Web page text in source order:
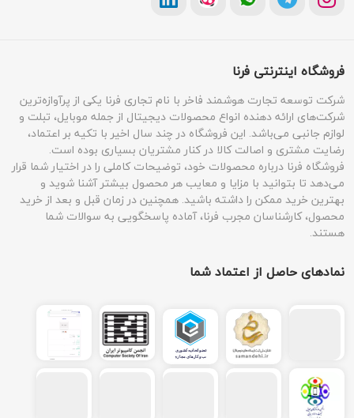
فروشگاه اینترنتی فرنا
شرکت توسعه تجارت هوشمند فاخر با نام تجاری فرنا یکی از پرآوازه‌ترین
شرکت‌های ارائه دهنده انواع محصولات دیجیتال از جمله موبایل، تبلت و
لوازم جانبی می‌باشد. این فروشگاه در چند سال اخیر با تکیه بر اعتماد،
رضایت مشتری و اصالت کالا در کنار مشتریان بسیاری بوده است.
فروشگاه فرنا درباره محصولات خود، توضیحات کاملی را در اختیار شما قرار
می‌دهد تا بتوانید با مزایا و معایب هر محصول بیشتر آشنا شوید و
بهترین خرید ممکن را داشته باشید. همچنین در زمان قبل و بعد از خرید
محصول، کارشناسان مجرب فرنا، آماده پاسخگویی به سوالات شما
هستند.
نمادهای حاصل از اعتماد شما